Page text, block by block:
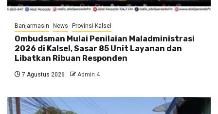
Banjarmasin News Provinsi Kalsel
Ombudsman Mulai Penilaian Maladministrasi
2026 di Kalsel, Sasar 85 Unit Layanan dan
Libatkan Ribuan Responden
7 Agustus 2026 Admin 4